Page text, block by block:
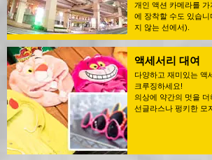
개인 액션 카메라를
에 장착할 수도 있습니
지 않는 선에서).
액세서리 대여
다양하고 재미있는 액
크루징하세요!
의상에 약간의 멋을
선글라스나 펑키한 모